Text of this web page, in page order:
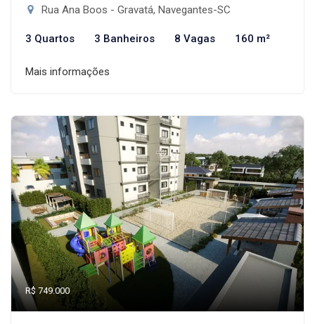
Rua Ana Boos - Gravatá, Navegantes-SC
3 Quartos 3 Banheiros 8 Vagas 160 m²
Mais informações
R$ 749.000